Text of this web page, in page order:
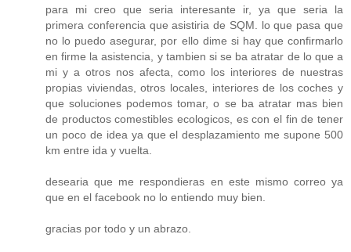
para mi creo que seria interesante ir, ya que seria la
primera conferencia que asistiria de SQM. lo que pasa que
no lo puedo asegurar, por ello dime si hay que confirmarlo
en firme la asistencia, y tambien si se ba atratar de lo que a
mi y a otros nos afecta, como los interiores de nuestras
propias viviendas, otros locales, interiores de los coches y
que soluciones podemos tomar, o se ba atratar mas bien
de productos comestibles ecologicos, es con el fin de tener
un poco de idea ya que el desplazamiento me supone 500
km entre ida y vuelta.
desearia que me respondieras en este mismo correo ya
que en el facebook no lo entiendo muy bien.
gracias por todo y un abrazo.